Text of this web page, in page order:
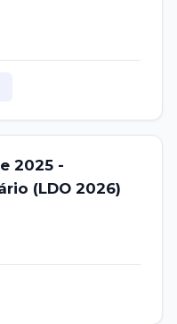
2025 -
(LDO 2026)